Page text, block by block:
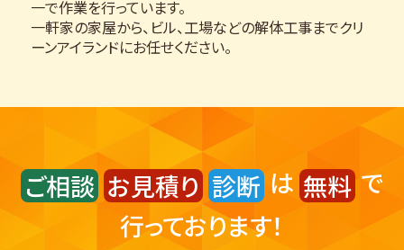
一で作業を行っています。
一軒家の家屋から、ビル、工場などの解体工事までクリ
ーンアイランドにお任せください。
ご相談 お見積り 診断 は 無料 で
行っております！